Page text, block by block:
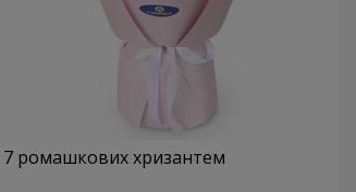
7 ромашкових хризантем